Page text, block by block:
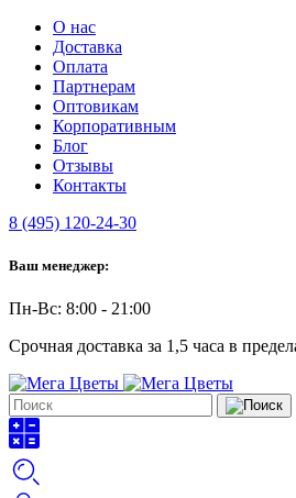
О нас
Доставка
Оплата
Партнерам
Оптовикам
Корпоративным
Блог
Отзывы
Контакты
8 (495) 120-24-30
Ваш менеджер:
Пн-Вс: 8:00 - 21:00
Срочная доставка за 1,5 часа в